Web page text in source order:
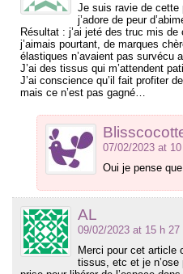
Je suis ravie de cette
j’adore de peur
Résultat : j’ai jeté des truc mis
j’aimais pourtant, de marques
élastiques n’avaient pas survécu
J’ai des tissus qui m’attendent
J’ai conscience qu’il fait profiter
mais ce n’est pas gagné…
07/02/2023 at
Oui je pense
AL
09/02/2023 at 15 h 27
Merci pour cet article
tissus, etc et je n’ose